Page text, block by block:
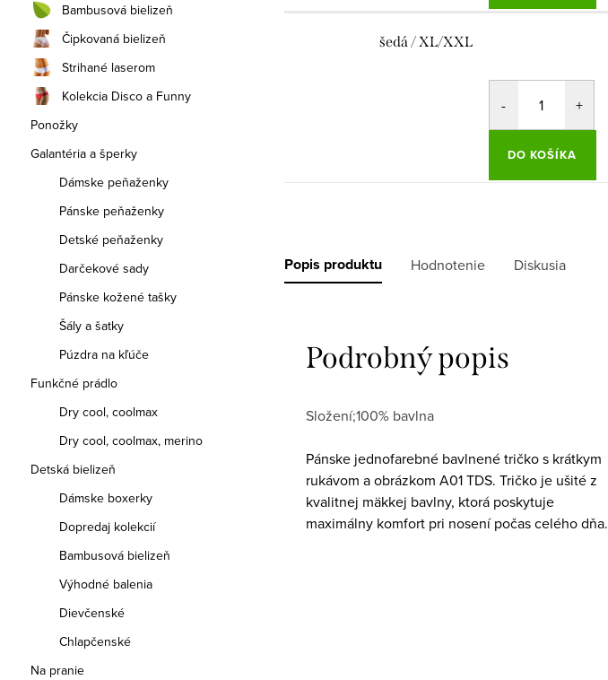
Bambusová bielizeň
Čipkovaná bielizeň
Strihané laserom
Kolekcia Disco a Funny
Ponožky
Galantéria a šperky
Dámske peňaženky
Pánske peňaženky
Detské peňaženky
Darčekové sady
Pánske kožené tašky
Šály a šatky
Púzdra na kľúče
Funkčné prádlo
Dry cool, coolmax
Dry cool, coolmax, merino
Detská bielizeň
Dámske boxerky
Dopredaj kolekcií
Bambusová bielizeň
Výhodné balenia
Dievčenské
Chlapčenské
Na pranie
šedá / XL/XXL
DO KOŠÍKA
Popis produktu Hodnotenie Diskusia
Podrobný popis
Složení;100% bavlna
Pánske jednofarebné bavlnené tričko s krátkym
rukávom a obrázkom A01 TDS. Tričko je ušité z
kvalitnej mäkkej bavlny, ktorá poskytuje
maximálny komfort pri nosení počas celého dňa.